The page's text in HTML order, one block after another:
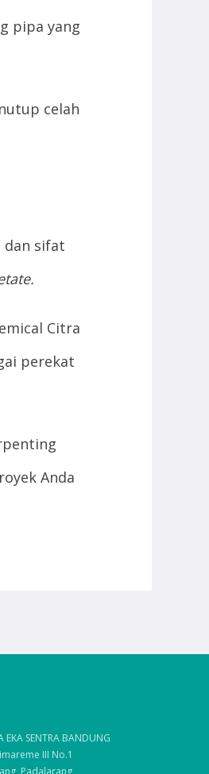
pipa yang
celah
dan sifat
Citra
perekat
Anda
EKA SENTRA BANDUNG
III No.1
Padalarang